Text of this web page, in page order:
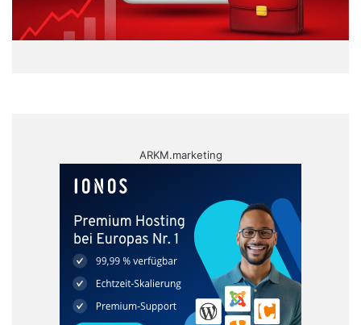
ARKM.marketing